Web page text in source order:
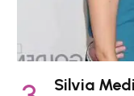
Silvia